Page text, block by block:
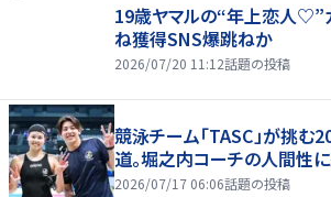
19歳ヤマルの“年上恋人♡”
ね獲得SNS爆跳ねか
2026/07/20 11:12話題の投稿
競泳チーム「TASC」が挑む
道。堀之内コーチの人間性
2026/07/17 06:06話題の投稿